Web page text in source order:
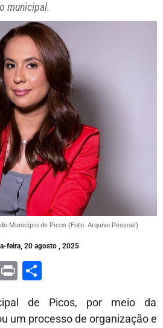
municipal.
Município de Picos (Foto: Arquivo Pessoal)
feira, 20 agosto , 2025
PrintShare
de Picos, por meio da
um processo de organização e